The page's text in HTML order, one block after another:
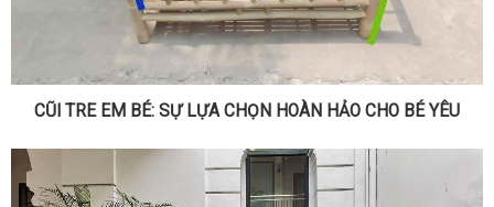
CŨI TRE EM BÉ: SỰ LỰA CHỌN HOÀN HẢO CHO BÉ YÊU